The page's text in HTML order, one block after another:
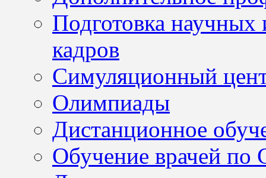
Подготовка научных
кадров
Симуляционный
Олимпиады
Дистанционное
Обучение врачей по